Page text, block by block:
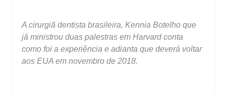
A cirurgiã dentista brasileira, Kennia Botelho que
já ministrou duas palestras em Harvard conta
como foi a experiência e adianta que deverá voltar
aos EUA em novembro de 2018.